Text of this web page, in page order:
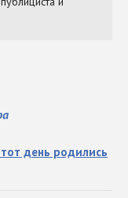
день родились